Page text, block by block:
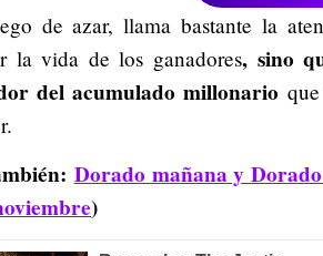
de azar, llama bastante la
la vida de los ganadores, sino
del acumulado millonario
Dorado mañana y
)